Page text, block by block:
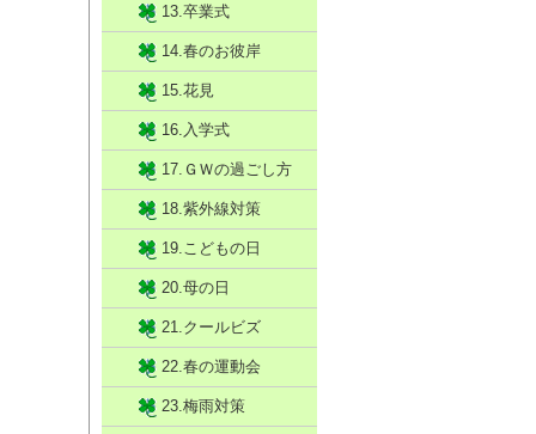
13.卒業式
14.春のお彼岸
15.花見
16.入学式
17.ＧＷの過ごし方
18.紫外線対策
19.こどもの日
20.母の日
21.クールビズ
22.春の運動会
23.梅雨対策